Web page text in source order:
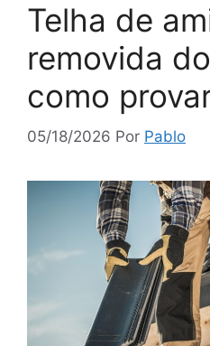
Telha de
removida
como
05/18/2026 Por Pablo